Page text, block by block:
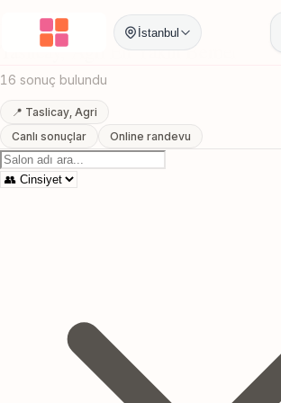
İstanbul
Anasayfa / Agri Taslicay En Yakin Berber
Taslicay, Agri En Yakin Berber
16 sonuç bulundu
📍 Taslicay, Agri
Canlı sonuçlar
Online randevu